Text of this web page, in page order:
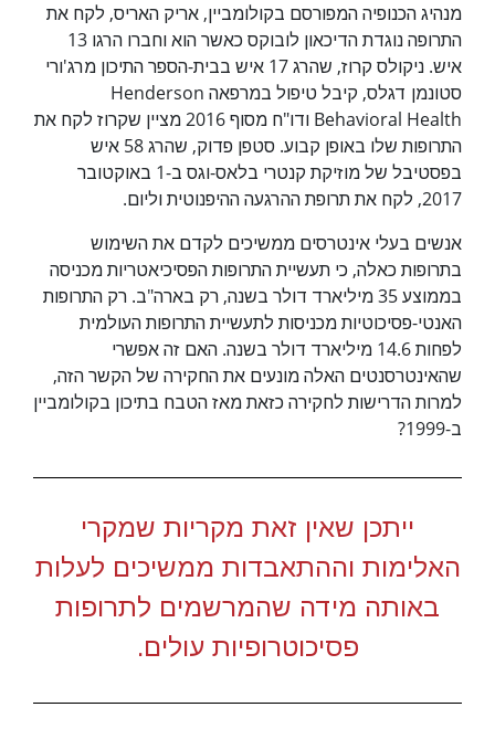
מנהיג הכנופיה המפורסם בקולומביין, אריק האריס, לקח את
התרופה נוגדת הדיכאון לובוקס כאשר הוא וחברו הרגו 13
איש. ניקולס קרוז, שהרג 17 איש בבית-הספר התיכון מרג'ורי
סטונמן דגלס, קיבל טיפול במרפאה Henderson
Behavioral Health ודו"ח מסוף 2016 מציין שקרוז לקח את
התרופות שלו באופן קבוע. סטפן פדוק, שהרג 58 איש
בפסטיבל של מוזיקת קנטרי בלאס-וגס ב-1 באוקטובר
2017, לקח את תרופת ההרגעה ההיפנוטית וליום.
אנשים בעלי אינטרסים ממשיכים לקדם את השימוש
בתרופות כאלה, כי תעשיית התרופות הפסיכיאטריות מכניסה
בממוצע 35 מיליארד דולר בשנה, רק בארה"ב. רק התרופות
האנטי-פסיכוטיות מכניסות לתעשיית התרופות העולמית
לפחות 14.6 מיליארד דולר בשנה. האם זה אפשרי
שהאינטרסנטים האלה מונעים את החקירה של הקשר הזה,
למרות הדרישות לחקירה כזאת מאז הטבח בתיכון בקולומביין
ב-1999?
ייתכן שאין זאת מקריות שמקרי
האלימות וההתאבדות ממשיכים לעלות
באותה מידה שהמרשמים לתרופות
פסיכוטרופיות עולים.